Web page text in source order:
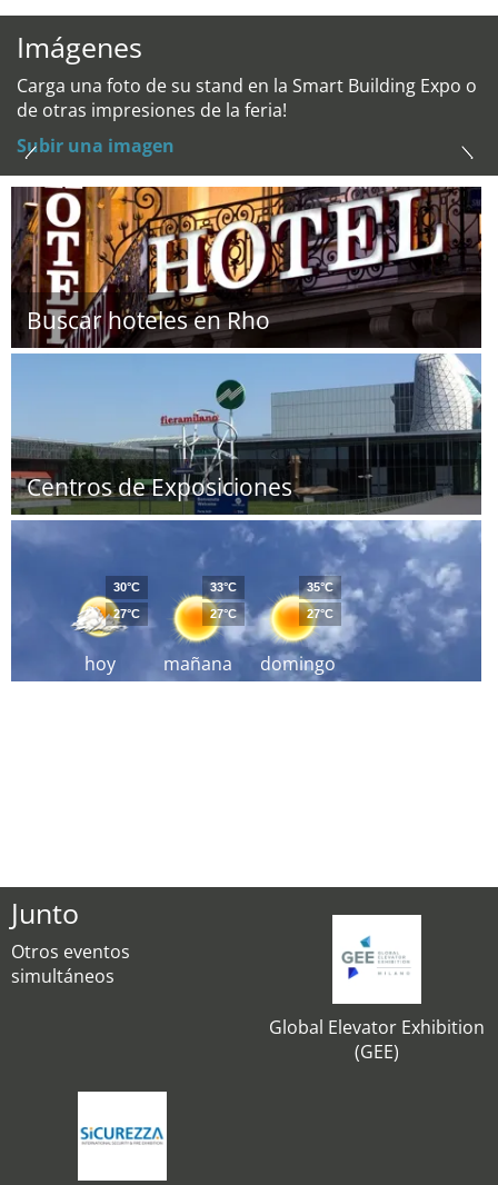
Imágenes
Carga una foto de su stand en la Smart Building Expo o
de otras impresiones de la feria!
Subir una imagen
Buscar hoteles en Rho
Centros de Exposiciones
hoy
30°C
27°C
mañana
33°C
27°C
domingo
35°C
27°C
Junto
Otros eventos
simultáneos
Global Elevator Exhibition
(GEE)